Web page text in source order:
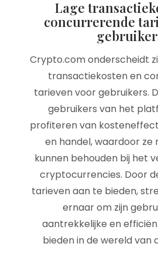
Lage
concurrerende
Crypto.com onderscheidt
transactiekosten en
tarieven voor gebruikers.
gebruikers van het
profiteren van
en handel, waardoor ze
kunnen behouden bij het
cryptocurrencies. Door
tarieven aan te bieden,
ernaar om zijn
aantrekkelijke en
bieden in de wereld van